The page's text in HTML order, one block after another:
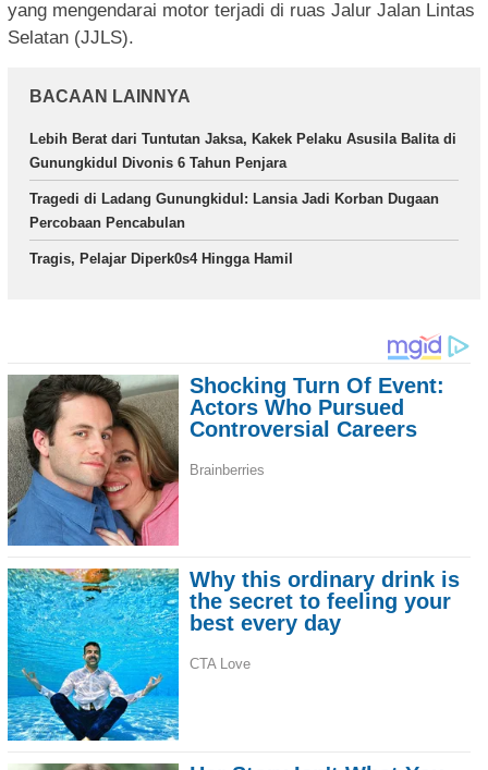
yang mengendarai motor terjadi di ruas Jalur Jalan Lintas
Selatan (JJLS).
BACAAN LAINNYA
Lebih Berat dari Tuntutan Jaksa, Kakek Pelaku Asusila Balita di
Gunungkidul Divonis 6 Tahun Penjara
Tragedi di Ladang Gunungkidul: Lansia Jadi Korban Dugaan
Percobaan Pencabulan
Tragis, Pelajar Diperk0s4 Hingga Hamil